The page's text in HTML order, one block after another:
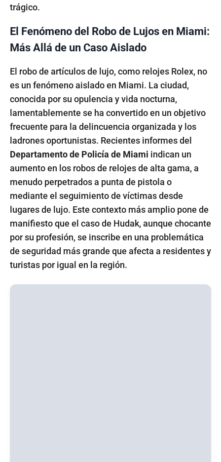
trágico.
El Fenómeno del Robo de Lujos en Miami:
Más Allá de un Caso Aislado
El robo de artículos de lujo, como relojes Rolex, no
es un fenómeno aislado en Miami. La ciudad,
conocida por su opulencia y vida nocturna,
lamentablemente se ha convertido en un objetivo
frecuente para la delincuencia organizada y los
ladrones oportunistas. Recientes informes del
Departamento de Policía de Miami indican un
aumento en los robos de relojes de alta gama, a
menudo perpetrados a punta de pistola o
mediante el seguimiento de víctimas desde
lugares de lujo. Este contexto más amplio pone de
manifiesto que el caso de Hudak, aunque chocante
por su profesión, se inscribe en una problemática
de seguridad más grande que afecta a residentes y
turistas por igual en la región.